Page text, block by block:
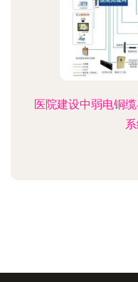
医院建设中弱电铜